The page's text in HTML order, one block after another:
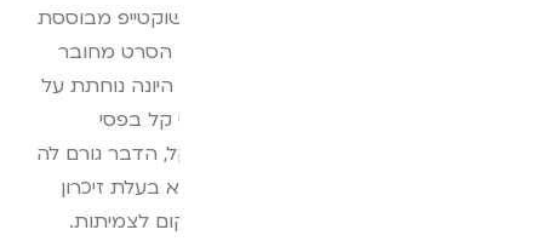
שוקטייפ לדוקרנים. מערכת הרחקת יונים שוקטייפ מבוססת
על סרט שקוף בו מוטבעים פסי אלומיניום. הסרט מחובר
לספק כוח המחובר לשקע חשמלי. כאשר היונה נוחתת על
גבי הסרט היא גורמת למעבר זרם חשמלי קל בפסי
האלומיניום. כשהיא מרגישה את הזרם הקל, הדבר גורם לה
לחוסר נוחות ולרתיעה מן המקום. היונה היא בעלת זיכרון
מצוין והרתיעה הזו מרחיקה אותה מן המקום לצמיתות.